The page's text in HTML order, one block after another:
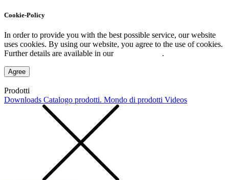
Cookie-Policy
In order to provide you with the best possible service, our website
uses cookies. By using our website, you agree to the use of cookies.
Further details are available in our
.
Agree
Prodotti
Downloads Catalogo prodotti. Mondo di prodotti Videos